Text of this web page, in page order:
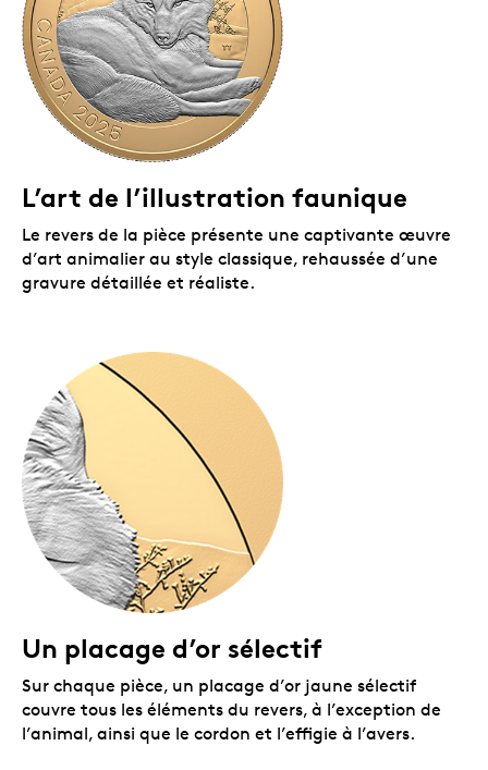
La pièce est encapsulée et présentée dans un boîtier
à double coque noir orné du logo de la Monnaie royale
canadienne, lequel est assorti d’une boîte protectrice
noire.
L’art de l’illustration faunique
Le revers de la pièce présente une captivante œuvre
d’art animalier au style classique, rehaussée d’une
gravure détaillée et réaliste.
Un placage d’or sélectif
Sur chaque pièce, un placage d’or jaune sélectif
couvre tous les éléments du revers, à l’exception de
l’animal, ainsi que le cordon et l’effigie à l’avers.